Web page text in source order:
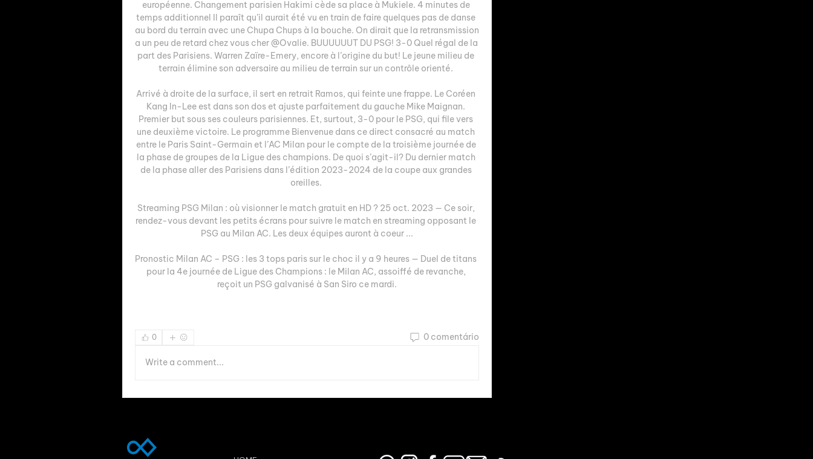
européenne. Changement parisien Hakimi cède sa place à Mukiele. 4 minutes de
temps additionnel Il paraît qu’il aurait été vu en train de faire quelques pas de danse
au bord du terrain avec une Chupa Chups à la bouche. On dirait que la retransmission
a un peu de retard chez vous cher @Ovalie. BUUUUUUT DU PSG! 3-0 Quel régal de la
part des Parisiens. Warren Zaïre-Emery, encore à l’origine du but! Le jeune milieu de
terrain élimine son adversaire au milieu de terrain sur un contrôle orienté.
Arrivé à droite de la surface, il sert en retrait Ramos, qui feinte une frappe. Le Coréen
Kang In-Lee est dans son dos et ajuste parfaitement du gauche Mike Maignan.
Premier but sous ses couleurs parisiennes. Et, surtout, 3-0 pour le PSG, qui file vers
une deuxième victoire. Le programme Bienvenue dans ce direct consacré au match
entre le Paris Saint-Germain et l’AC Milan pour le compte de la troisième journée de
la phase de groupes de la Ligue des champions. De quoi s’agit-il? Du dernier match
de la phase aller des Parisiens dans l’édition 2023-2024 de la coupe aux grandes
oreilles.
Streaming PSG Milan : où visionner le match gratuit en HD ? 25 oct. 2023 — Ce soir,
rendez-vous devant les petits écrans pour suivre le match en streaming opposant le
PSG au Milan AC. Les deux équipes auront à coeur ...
Pronostic Milan AC – PSG : les 3 tops paris sur le choc il y a 9 heures — Duel de titans
pour la 4e journée de Ligue des Champions : le Milan AC, assoiffé de revanche,
reçoit un PSG galvanisé à San Siro ce mardi.
0 0 comentário
Write a comment...